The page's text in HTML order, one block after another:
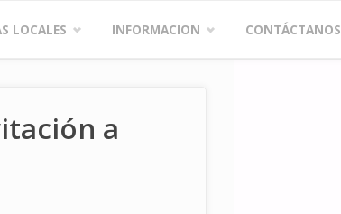
LOCALES INFORMACION CONTÁCTANOS
a